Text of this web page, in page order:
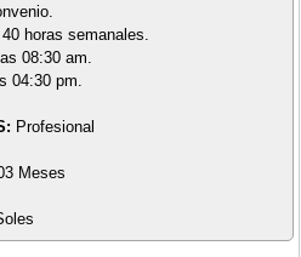
horas semanales.
08:30 am.
04:30 pm.
Profesional
Meses